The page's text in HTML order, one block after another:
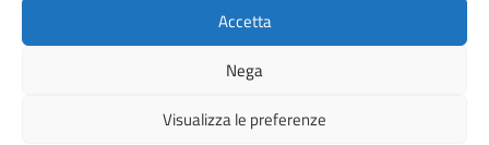
Accetta
Nega
Visualizza le preferenze
Instagram